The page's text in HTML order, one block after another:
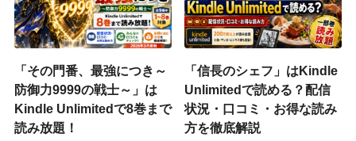
「その門番、最強につき～
防御力9999の戦士～」は
Kindle Unlimitedで8巻まで
読み放題！
「信長のシェフ」はKindle
Unlimitedで読める？配信
状況・口コミ・お得な読み
方を徹底解説